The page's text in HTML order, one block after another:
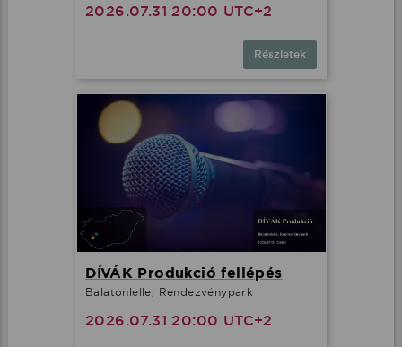
2026.07.31 20:00 UTC+2
Részletek
DÍVÁK Produkció fellépés
Balatonlelle, Rendezvénypark
2026.07.31 20:00 UTC+2